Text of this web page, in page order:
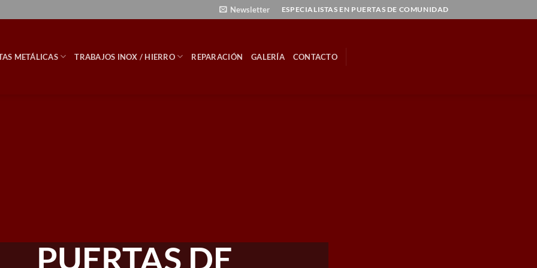
Newsletter ESPECIALISTAS EN PUERTAS DE COMUNIDAD
METÁLICAS TRABAJOS INOX / HIERRO REPARACIÓN GALERÍA CONTACTO
PUERTAS DE